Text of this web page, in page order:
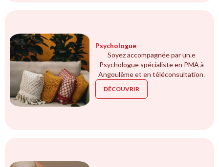
Psychologue
Soyez accompagnée par un.e
Psychologue spécialiste en PMA à
Angoulême et en téléconsultation.
DÉCOUVRIR